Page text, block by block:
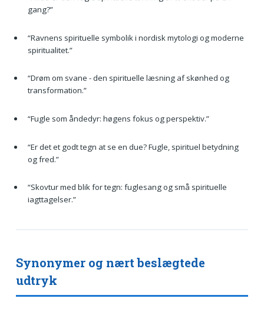
gang?”
“Ravnens spirituelle symbolik i nordisk mytologi og moderne
spiritualitet.”
“Drøm om svane - den spirituelle læsning af skønhed og
transformation.”
“Fugle som åndedyr: høgens fokus og perspektiv.”
“Er det et godt tegn at se en due? Fugle, spirituel betydning
og fred.”
“Skovtur med blik for tegn: fuglesang og små spirituelle
iagttagelser.”
Synonymer og nært beslægtede
udtryk